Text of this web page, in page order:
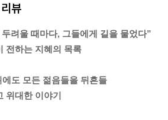
년 전 해방공간으로 시간여행을 하고
인 뿌쉬낀의 자유를 향한 목마름을 함께
: 위대한 유산에 대한 감사』 중에서
뷰
두려울 때마다, 그들에게 길을 물었다”
전하는 지혜의 목록
에도 모든 젊음들을 뒤흔들
위대한 이야기